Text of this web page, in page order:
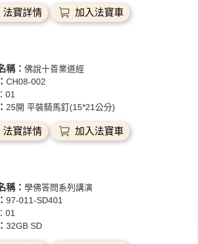
法寶詳情 加入法寶車
稱： 佛說十善業道經
CH08-002
：01
25開 平裝騎馬釘(15*21公分)
法寶詳情 加入法寶車
稱： 學佛答問系列講演
97-011-SD401
：01
32GB SD